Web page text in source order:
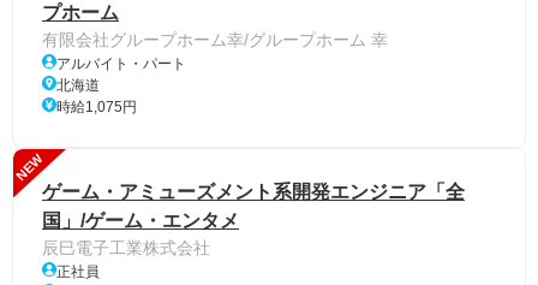
プホーム
有限会社グループホーム幸/グループホーム 幸
アルバイト・パート
北海道
時給1,075円
NEW
ゲーム・アミューズメント系開発エンジニア「全
国」/ゲーム・エンタメ
辰巳電子工業株式会社
正社員